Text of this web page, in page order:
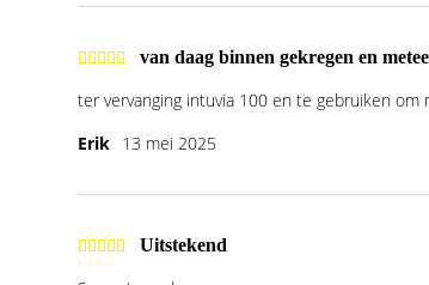
van daag binnen gekregen en
ter vervanging intuvia 100 en te gebruiken
Erik 13 mei 2025
Uitstekend